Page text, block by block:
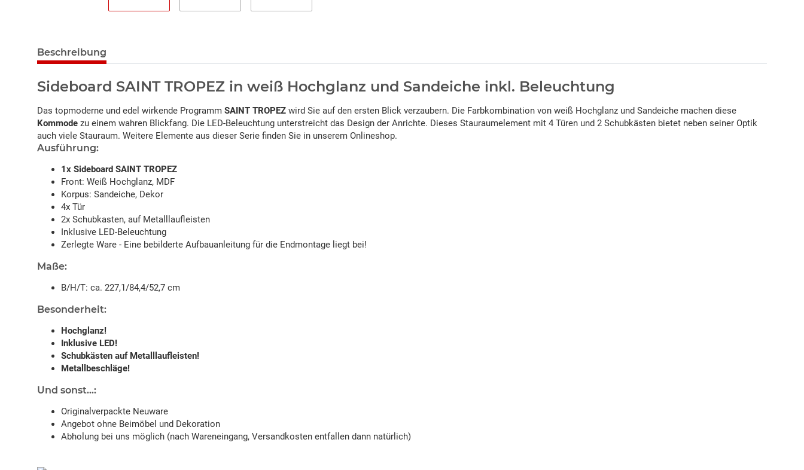
Beschreibung
Sideboard SAINT TROPEZ in weiß Hochglanz und Sandeiche inkl. Beleuchtung
Das topmoderne und edel wirkende Programm SAINT TROPEZ wird Sie auf den ersten Blick verzaubern. Die Farbkombination von weiß Hochglanz und Sandeiche machen diese
Kommode zu einem wahren Blickfang. Die LED-Beleuchtung unterstreicht das Design der Anrichte. Dieses Stauraumelement mit 4 Türen und 2 Schubkästen bietet neben seiner Optik
auch viele Stauraum. Weitere Elemente aus dieser Serie finden Sie in unserem Onlineshop.
Ausführung:
1x Sideboard SAINT TROPEZ
Front: Weiß Hochglanz, MDF
Korpus: Sandeiche, Dekor
4x Tür
2x Schubkasten, auf Metalllaufleisten
Inklusive LED-Beleuchtung
Zerlegte Ware - Eine bebilderte Aufbauanleitung für die Endmontage liegt bei!
Maße:
B/H/T: ca. 227,1/84,4/52,7 cm
Besonderheit:
Hochglanz!
Inklusive LED!
Schubkästen auf Metalllaufleisten!
Metallbeschläge!
Und sonst...:
Originalverpackte Neuware
Angebot ohne Beimöbel und Dekoration
Abholung bei uns möglich (nach Wareneingang, Versandkosten entfallen dann natürlich)